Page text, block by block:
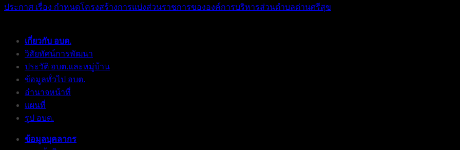
ประกาศ เรื่อง กำหนดโครงสร้างการแบ่งส่วนราชการขององค์การบริหารส่วนตำบลด่านศรีสุข
เกี่ยวกับ อบต.
วิสัยทัศน์การพัฒนา
ประวัติ อบต.และหมู่บ้าน
ข้อมูลทั่วไป อบต.
อำนาจหน้าที่
แผนที่
รูป อบต.
ข้อมูลบุคลากร